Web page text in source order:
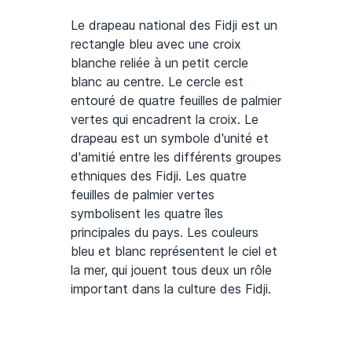
Le drapeau national des Fidji est un
rectangle bleu avec une croix
blanche reliée à un petit cercle
blanc au centre. Le cercle est
entouré de quatre feuilles de palmier
vertes qui encadrent la croix. Le
drapeau est un symbole d'unité et
d'amitié entre les différents groupes
ethniques des Fidji. Les quatre
feuilles de palmier vertes
symbolisent les quatre îles
principales du pays. Les couleurs
bleu et blanc représentent le ciel et
la mer, qui jouent tous deux un rôle
important dans la culture des Fidji.